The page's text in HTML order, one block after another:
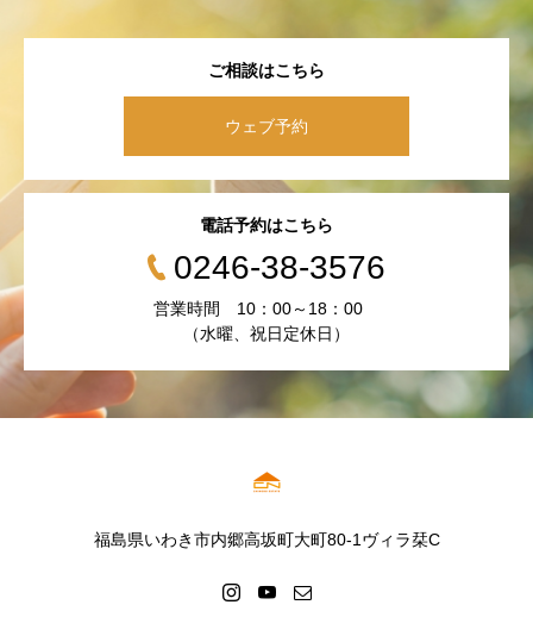
ご相談はこちら
ウェブ予約
電話予約はこちら
0246-38-3576
営業時間 10：00～18：00
（水曜、祝日定休日）
福島県いわき市内郷高坂町大町80-1ヴィラ栞C